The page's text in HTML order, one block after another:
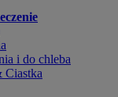
i do chleba